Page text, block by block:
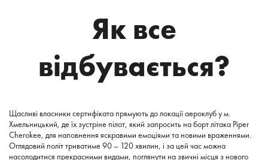
Як все
відбувається?
Щасливі власники сертифіката прямують до локації аероклуб у м.
Хмельницький, де їх зустріне пілот, який запросить на борт літака Piper
Cherokee, для наповнення яскравими емоціями та новими враженнями.
Оглядовий політ триватиме 90 – 120 хвилин, і за цей час можна
насолодитися прекрасними видами, поглянути на звичні місця з нового